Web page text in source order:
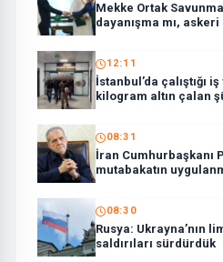
Mekke Ortak
dayanışma mı, askeri
12:11
İstanbul’da çalıştığı
kilogram altın çalan
08:31
İran Cumhurbaşkanı
mutabakatın
08:30
Rusya: Ukrayna’nın
saldırıları sürdürdük